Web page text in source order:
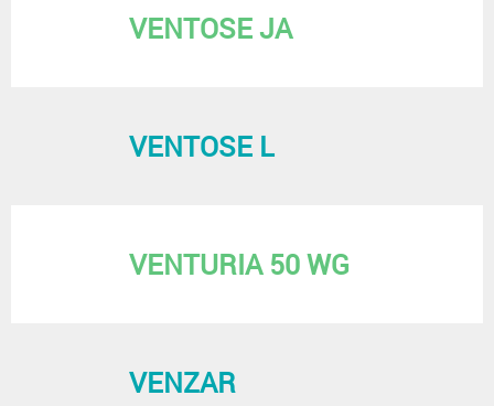
VENTOSE JA
VENTOSE L
VENTURIA 50 WG
VENZAR